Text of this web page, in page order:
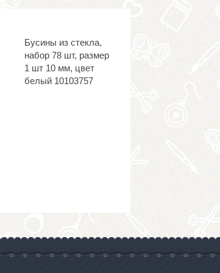
Бусины из стекла,
набор 78 шт, размер
1 шт 10 мм, цвет
белый 10103757